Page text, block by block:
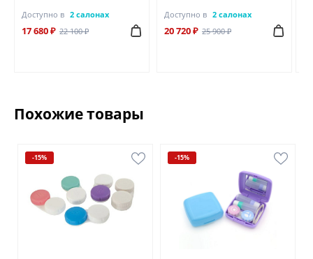
Доступно в 2 салонах
17 680 ₽ 22 100 ₽
Доступно в 2 салонах
20 720 ₽ 25 900 ₽
Похожие товары
-15% -15%